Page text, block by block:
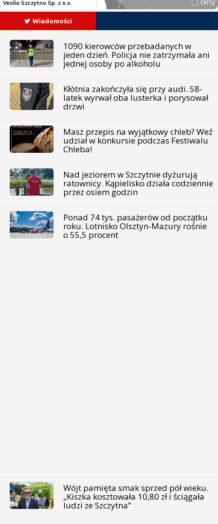
Wiadomości
1090 kierowców przebadanych w
jeden dzień. Policja nie zatrzymała ani
jednej osoby po alkoholu
Kłótnia zakończyła się przy audi. 58-
latek wyrwał oba lusterka i porysował
drzwi
Masz przepis na wyjątkowy chleb? Weź
udział w konkursie podczas Festiwalu
Chleba!
Nad jeziorem w Szczytnie dyżurują
ratownicy. Kąpielisko działa codziennie
przez osiem godzin
Ponad 74 tys. pasażerów od początku
roku. Lotnisko Olsztyn-Mazury rośnie
o 55,5 procent
Wójt pamięta smak sprzed pół wieku.
„Kiszka kosztowała 10,80 zł i ściągała
ludzi ze Szczytna”